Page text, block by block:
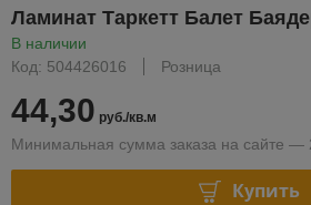
Ламинат Таркетт Балет
В наличии
Код: 504426016
Розница
44,30 руб./кв.м
Минимальная сумма заказа на сайте —
Купить